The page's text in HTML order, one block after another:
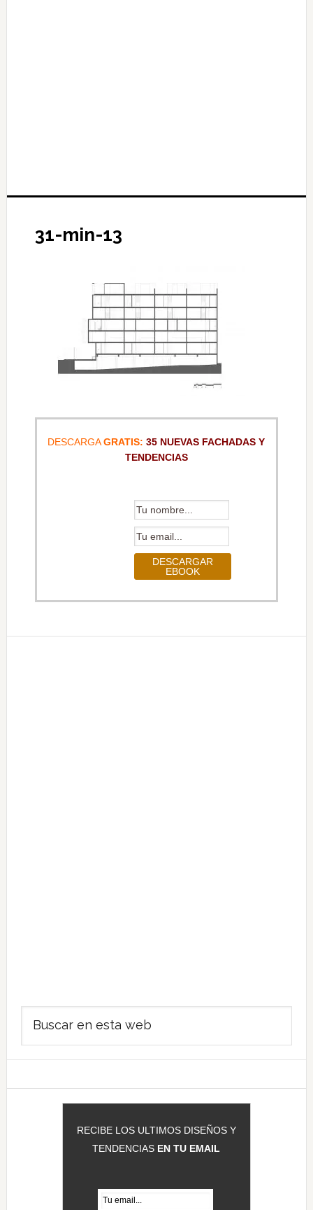
31-min-13
DESCARGAGRATIS: 35 NUEVAS FACHADAS Y
TENDENCIAS
Barra
lateral
principal
RECIBE LOS ULTIMOS DISEÑOS Y
TENDENCIAS EN TU EMAIL